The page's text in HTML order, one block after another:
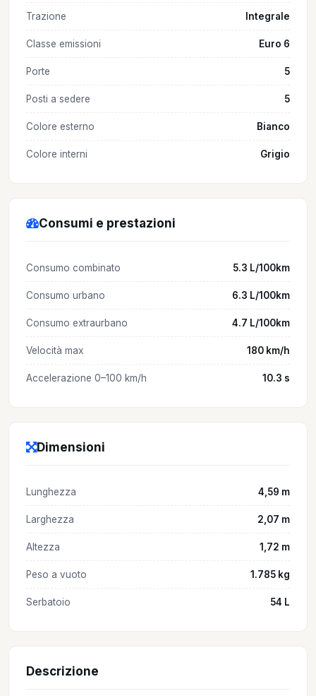
Trazione Integrale
Classe emissioni Euro 6
Porte 5
Posti a sedere 5
Colore esterno Bianco
Colore interni Grigio
Consumi e prestazioni
Consumo combinato 5.3 L/100km
Consumo urbano 6.3 L/100km
Consumo extraurbano 4.7 L/100km
Velocità max 180 km/h
Accelerazione 0–100 km/h 10.3 s
Dimensioni
Lunghezza 4,59 m
Larghezza 2,07 m
Altezza 1,72 m
Peso a vuoto 1.785 kg
Serbatoio 54 L
Descrizione